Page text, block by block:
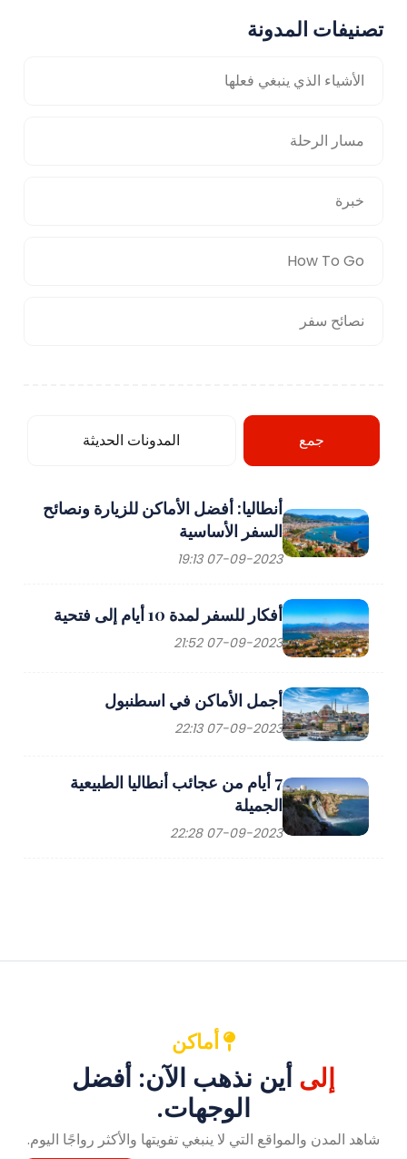
تصنيفات المدونة
الأشياء الذي ينبغي فعلها
مسار الرحلة
خبرة
How To Go
نصائح سفر
جمع المدونات الحديثة
أنطاليا: أفضل الأماكن للزيارة ونصائح
السفر الأساسية
07-09-2023 19:13
أفكار للسفر لمدة 10 أيام إلى فتحية
07-09-2023 21:52
أجمل الأماكن في اسطنبول
07-09-2023 22:13
7 أيام من عجائب أنطاليا الطبيعية
الجميلة
07-09-2023 22:28
أماكن
إلى أين نذهب الآن: أفضل
الوجهات.
شاهد المدن والمواقع التي لا ينبغي تفويتها والأكثر رواجًا اليوم.